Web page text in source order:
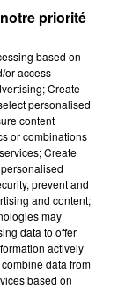
priorité
based on
or access
Create
personalised
content
or combinations
Create
prevent and
and content;
may
data to offer
actively
data from
based on